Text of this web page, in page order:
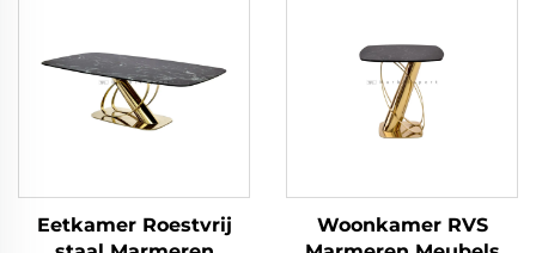
Eetkamer Roestvrij
Woonkamer RVS